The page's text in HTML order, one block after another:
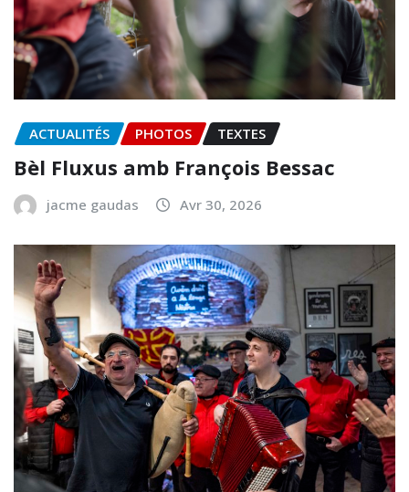
ACTUALITÉS PHOTOS TEXTES
Bèl Fluxus amb François Bessac
jacme gaudas Avr 30, 2026